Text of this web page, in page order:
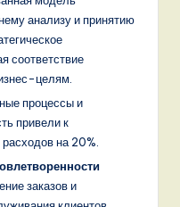
анализу и принятию
соответствие
целям.
процессы и
привели к
на 20%.
заказов и